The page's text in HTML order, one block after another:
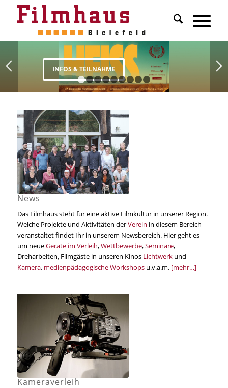
INFOS & TEILNAHME
1 2 3 4 5
News
Das Filmhaus steht für eine aktive Filmkultur in unserer Region.
Welche Projekte und Aktivitäten derVerein in diesem Bereich
veranstaltet findet Ihr in unserem Newsbereich. Hier geht es
um neueGeräte im Verleih,Wettbewerbe,Seminare,
Dreharbeiten, Filmgäste in unseren Kinos Lichtwerkund
Kamera, medienpädagogische Workshopsu.v.a.m. [mehr…]
Kameraverleih